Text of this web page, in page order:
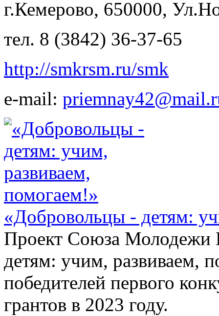
г.Кемерово, 650000,
тел. 8 (3842) 36-37-65
http://smkrsm.ru/smk
e-mail:
«Добровольцы - детям:
Проект Союза Молодежи
детям: учим, развиваем,
победителей первого
грантов в 2023 году.